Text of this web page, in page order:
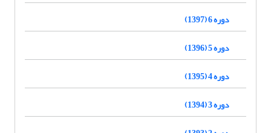
دوره 6 (1397)
دوره 5 (1396)
دوره 4 (1395)
دوره 3 (1394)